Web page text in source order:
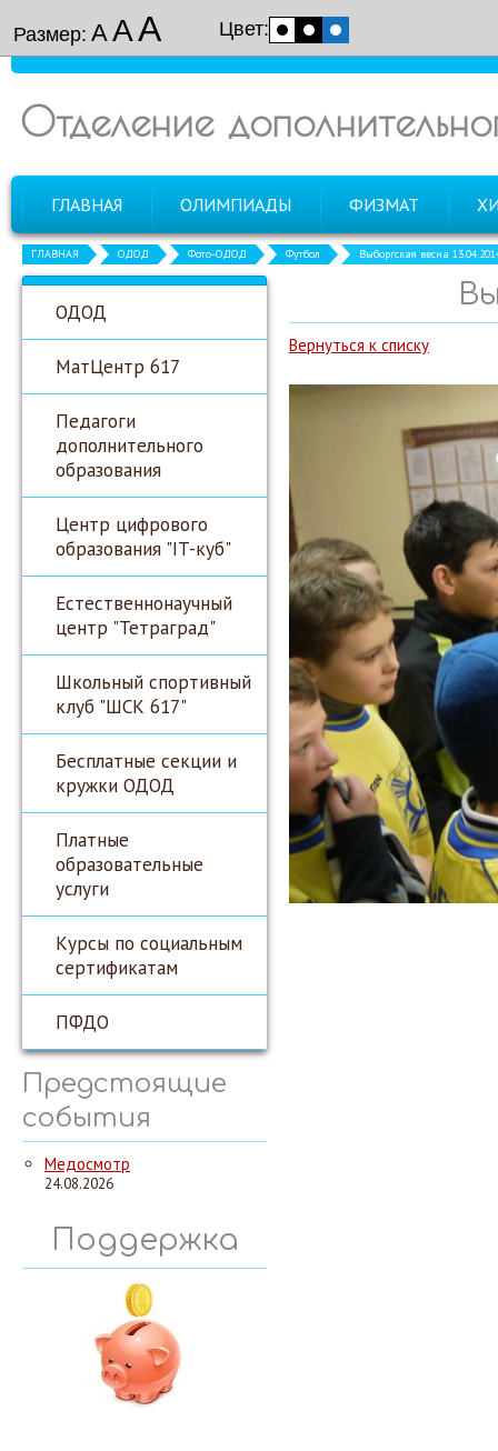
Размер: ААА Цвет:
Отделение
ГЛАВНАЯ ОЛИМПИАДЫ ФИЗМАТ
ГЛАВНАЯ ОДОД Фото-ОДОД Футбол Выборгская весна
ОДОД
МатЦентр 617
Педагоги
дополнительного
образования
Центр цифрового
образования "IT-куб"
Естественнонаучный
центр "Тетраград"
Школьный спортивный
клуб "ШСК 617"
Бесплатные секции и
кружки ОДОД
Платные
образовательные
услуги
Курсы по социальным
сертификатам
ПФДО
Предстоящие
события
Медосмотр
24.08.2026
Поддержка
Вернуться к списку